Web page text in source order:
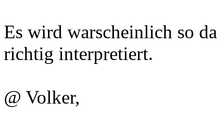
Es wird warscheinlich so
richtig interpretiert.
@ Volker,